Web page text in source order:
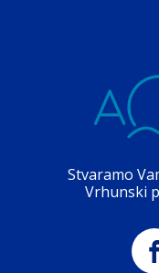
Stvaramo
Vrhunski